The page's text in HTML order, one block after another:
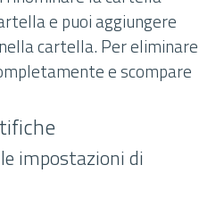
e puoi aggiungere
cartella. Per eliminare
e scompare
impostazioni di